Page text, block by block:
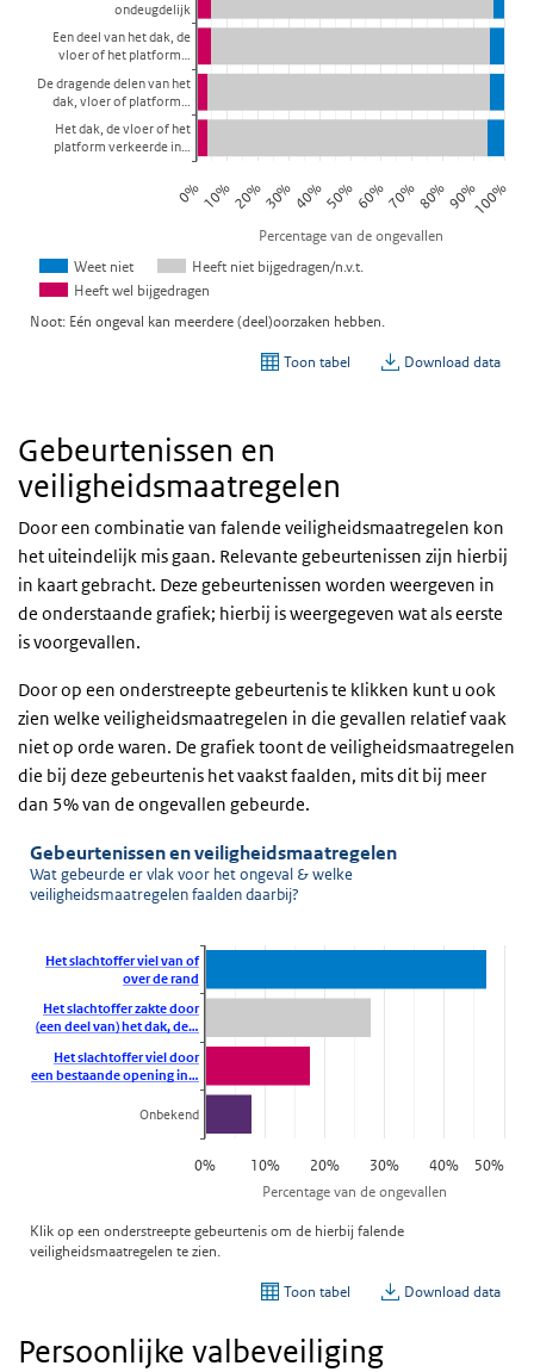
Gebeurtenissen en
veiligheidsmaatregelen
Door een combinatie van falende veiligheidsmaatregelen kon
het uiteindelijk mis gaan. Relevante gebeurtenissen zijn hierbij
in kaart gebracht. Deze gebeurtenissen worden weergeven in
de onderstaande grafiek; hierbij is weergegeven wat als eerste
is voorgevallen.
Door op een onderstreepte gebeurtenis te klikken kunt u ook
zien welke veiligheidsmaatregelen in die gevallen relatief vaak
niet op orde waren. De grafiek toont de veiligheidsmaatregelen
die bij deze gebeurtenis het vaakst faalden, mits dit bij meer
dan 5% van de ongevallen gebeurde.
Persoonlijke valbeveiliging